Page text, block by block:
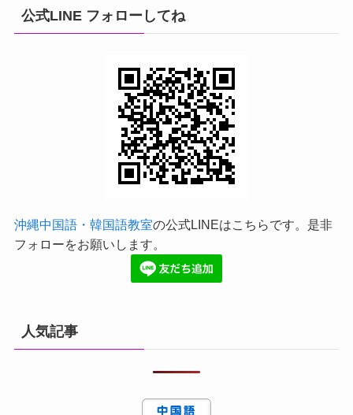
公式LINE フォローしてね
沖縄中国語・韓国語教室の公式LINEはこちらです。是非
フォローをお願いします。
人気記事